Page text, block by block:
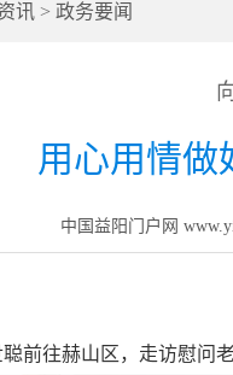
讯 > 政务要闻
用心用情做
中国益阳门户网
往赫山区，走访慰问老